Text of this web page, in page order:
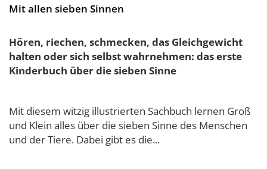
Mit allen sieben Sinnen
Hören, riechen, schmecken, das Gleichgewicht
halten oder sich selbst wahrnehmen: das erste
Kinderbuch über die sieben Sinne
Mit diesem witzig illustrierten Sachbuch lernen Groß
und Klein alles über die sieben Sinne des Menschen
und der Tiere. Dabei gibt es die...